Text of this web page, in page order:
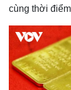
cùng thời